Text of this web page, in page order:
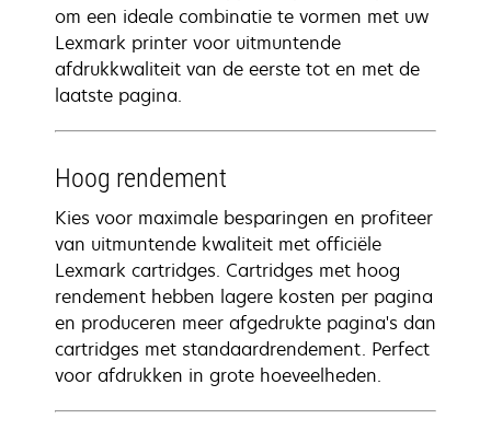
om een ideale combinatie te vormen met uw
Lexmark printer voor uitmuntende
afdrukkwaliteit van de eerste tot en met de
laatste pagina.
Hoog rendement
Kies voor maximale besparingen en profiteer
van uitmuntende kwaliteit met officiële
Lexmark cartridges. Cartridges met hoog
rendement hebben lagere kosten per pagina
en produceren meer afgedrukte pagina's dan
cartridges met standaardrendement. Perfect
voor afdrukken in grote hoeveelheden.